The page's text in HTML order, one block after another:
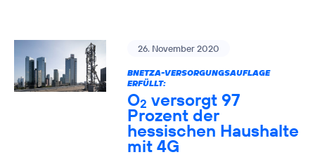
26. November 2020
BNETZA-VERSORGUNGSAUFLAGE
ERFÜLLT:
O2 versorgt 97
Prozent der
hessischen Haushalte
mit 4G